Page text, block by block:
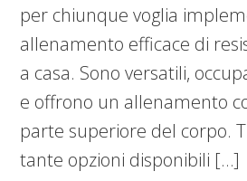
per chiunque voglia
allenamento efficace di
a casa. Sono versatili,
e offrono un allenamento
parte superiore del corpo.
tante opzioni disponibili […]